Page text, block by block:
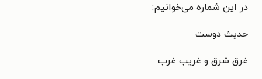
در این شماره می‌خوانیم:
حدیث دوست
غرق شرق و غریب غرب